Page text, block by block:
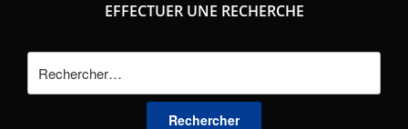
EFFECTUER UNE RECHERCHE